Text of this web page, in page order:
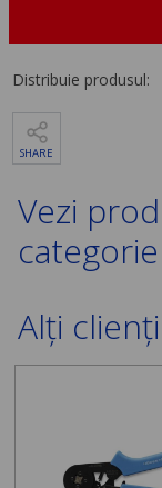
Distribuie produsul:
SHARE
Vezi
categorie
Alți